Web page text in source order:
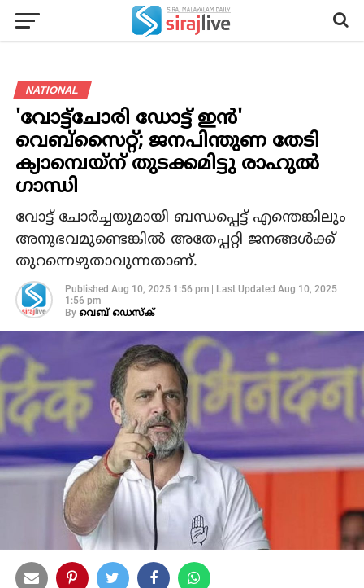
NATIONAL
'വോട്ട്ചോരി ഡോട്ട് ഇന്‍'
വെബ്സൈറ്റ്; ജനപിന്തുണ തേടി
ക്യാമ്പെയ്ന് തുടക്കമിട്ടു രാഹുല്‍
ഗാന്ധി
വോട്ട് ചോര്‍ച്ചയുമായി ബന്ധപ്പെട്ട് എന്തെങ്കിലും
അനുഭവമുണ്ടെങ്കില്‍ അതേപ്പറ്റി ജനങ്ങള്‍ക്ക്
തുറന്നെഴുതാവുന്നതാണ്.
Published Aug 10, 2025 1:56 pm| Last Updated Aug 10, 2025
1:56 pm
By വെബ് ഡെസ്‌ക്